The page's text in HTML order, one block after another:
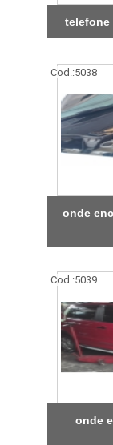
telefone
Cod.:5038
onde
Cod.:5039
onde